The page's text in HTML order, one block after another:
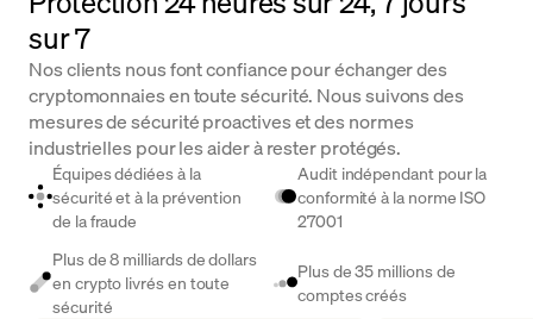
sur 7
Nos clients nous font confiance pour échanger des
cryptomonnaies en toute sécurité. Nous suivons des
mesures de sécurité proactives et des normes
industrielles pour les aider à rester protégés.
Équipes dédiées à la
sécurité et à la prévention
de la fraude
Audit indépendant pour la
conformité à la norme ISO
27001
Plus de 8 milliards de dollars
en crypto livrés en toute
sécurité
Plus de 35 millions de
comptes créés